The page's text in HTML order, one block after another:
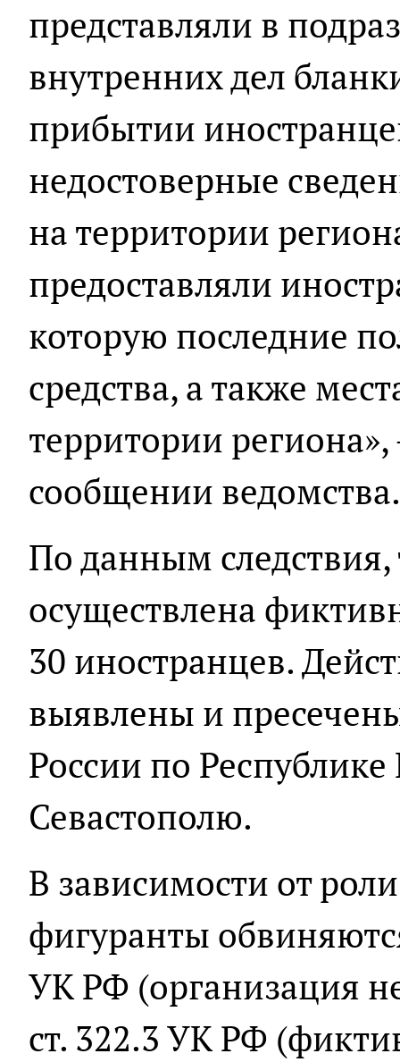
представляли в
внутренних дел
прибытии
недостоверные
на территории
предоставляли
которую последние
средства, а также
территории региона»,
сообщении ведомства.
По данным
осуществлена
30 иностранцев.
выявлены и
России по
Севастополю.
В зависимости от
фигуранты
УК РФ (организация
ст. 322.3 УК РФ